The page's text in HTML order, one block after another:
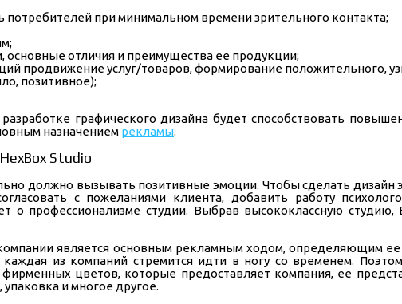
при минимальном времени зрительного контакта;
основные отличия и преимущества ее продукции;
продвижение услуг/товаров, формирование положительного,
позитивное);
графического дизайна будет способствовать
назначением рекламы.
Studio
должно вызывать позитивные эмоции. Чтобы сделать
с пожеланиями клиента, добавить работу
о профессионализме студии. Выбрав высококлассную
является основным рекламным ходом, определяющим
из компаний стремится идти в ногу со временем.
цветов, которые предоставляет компания, ее
и многое другое.